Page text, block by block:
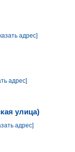
адрес]
адрес]
улица)
адрес]